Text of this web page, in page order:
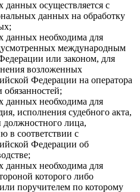
данных осуществляется с
данных на обработку
данных необходима для
международным
или законом, для
возложенных
Федерации на оператора
данных необходима для
исполнения судебного акта,
должностного лица,
в соответствии с
Федерации об
данных необходима для
которого либо
поручителем по которому